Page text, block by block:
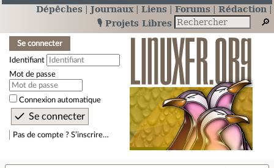
Dépêches Journaux Liens Forums
Rédaction
🎙️ Projets Libres
Se connecter
Identifiant
Mot de passe
Connexion automatique
Pas de compte ? S’inscrire…